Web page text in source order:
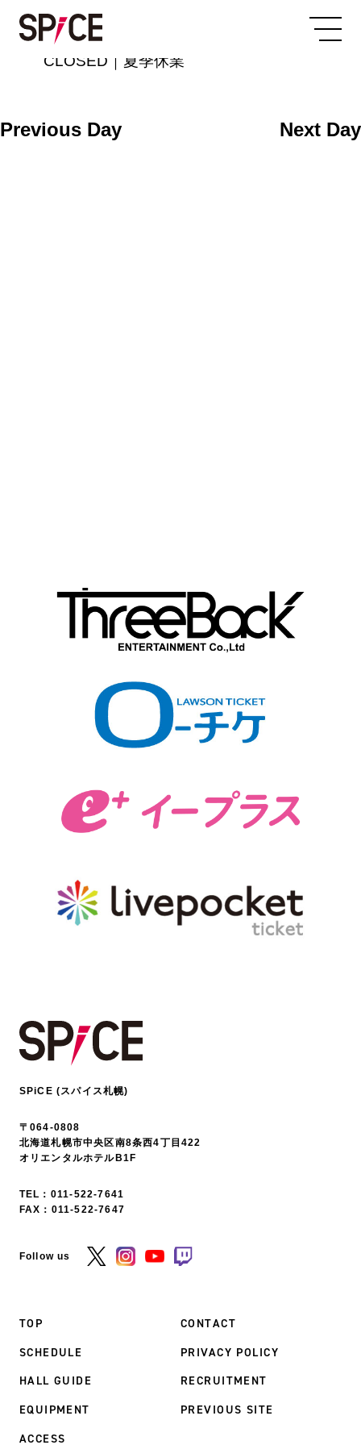
2025/08/06
CLOSED｜夏季休業
Previous Day Next Day
SPiCE (スパイス札幌)
〒064-0808
北海道札幌市中央区南8条西4丁目422
オリエンタルホテルB1F
TEL： 011-522-7641
FAX：011-522-7647
Follow us
TOP
SCHEDULE
HALL GUIDE
EQUIPMENT
ACCESS
CONTACT
PRIVACY POLICY
RECRUITMENT
PREVIOUS SITE